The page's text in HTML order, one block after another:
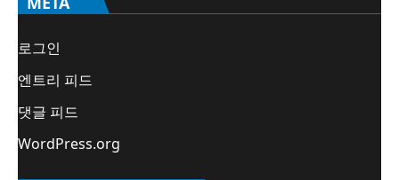
로그인
엔트리 피드
댓글 피드
WordPress.org